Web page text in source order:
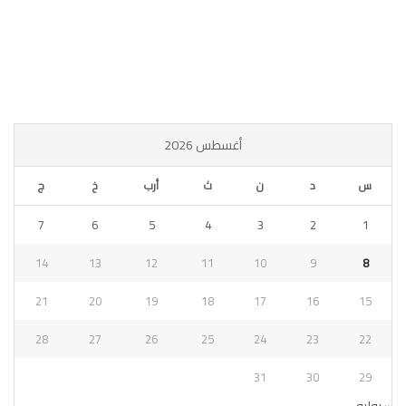
أغسطس 2026
س د ن ث أرب خ ج
1
2
3
4
5
6
7
8
9
10
11
12
13
14
15
16
17
18
19
20
21
22
23
24
25
26
27
28
29
30
31